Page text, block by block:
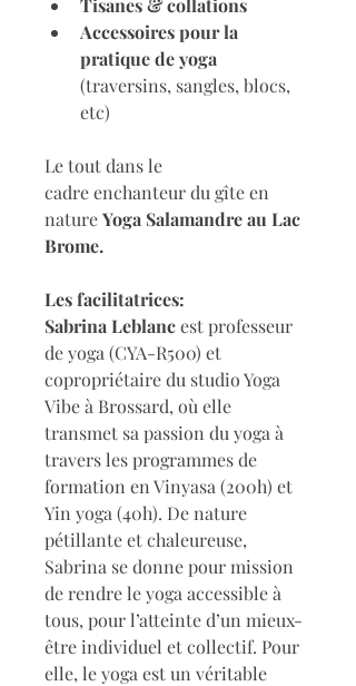
Accessoires pour la
pratique de yoga
(traversins, sangles, blocs,
etc)
Le tout dans le
cadre enchanteur du gîte en
nature Yoga Salamandre au Lac
Brome.
Les facilitatrices:
Sabrina Leblanc est professeur
de yoga (CYA-R500) et
copropriétaire du studio Yoga
Vibe à Brossard, où elle
transmet sa passion du yoga à
travers les programmes de
formation en Vinyasa (200h) et
Yin yoga (40h). De nature
pétillante et chaleureuse,
Sabrina se donne pour mission
de rendre le yoga accessible à
tous, pour l’atteinte d’un mieux-
être individuel et collectif. Pour
elle, le yoga est un véritable